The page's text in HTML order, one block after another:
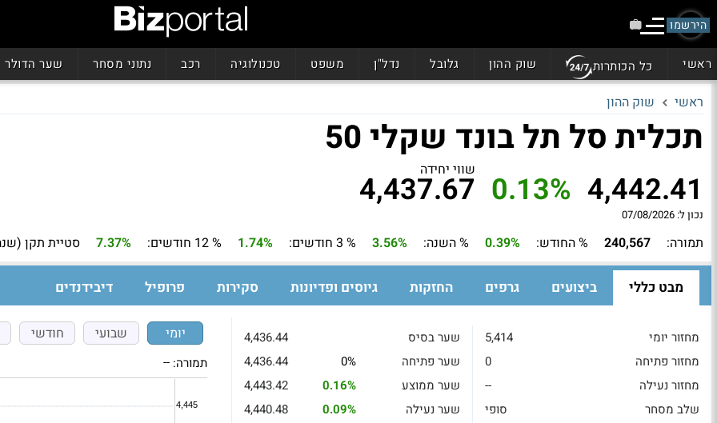
הירשמו
ראשי כל הכותרות שוק ההון גלובל נדל"ן משפט טכנולוגיה רכב נתוני מסחר שער הדולר
ראשי שוק ההון
תכלית סל תל בונד שקלי 50
4,442.41
0.13% שווי יחידה
4,437.67
נכון ל: 07/08/2026
תמורה: 240,567 % החודש: 0.39% % השנה: 3.56% % 3 חודשים: 1.74% % 12 חודשים: 7.37% סטיית תקן
מבט כללי ביצועים גרפים החזקות גיוסים ופדיונות סקירות פרופיל דיבידנדים
מחזור יומי
5,414
מחזור פתיחה
0
מחזור נעילה
--
שלב מסחר
סופי
שער בסיס
4,436.44
שער פתיחה
0%
4,436.44
שער ממוצע
0.16%
4,443.42
שער נעילה
0.09%
4,440.48
יומי שבועי חודשי
תמורה: --